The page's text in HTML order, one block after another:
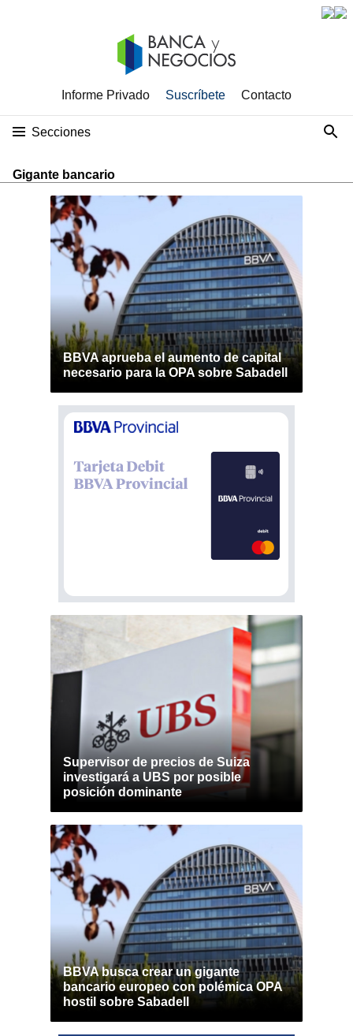
Informe Privado Suscríbete Contacto
Secciones
Gigante bancario
BBVA aprueba el aumento de capital
necesario para la OPA sobre Sabadell
Supervisor de precios de Suiza
investigará a UBS por posible
posición dominante
BBVA busca crear un gigante
bancario europeo con polémica OPA
hostil sobre Sabadell